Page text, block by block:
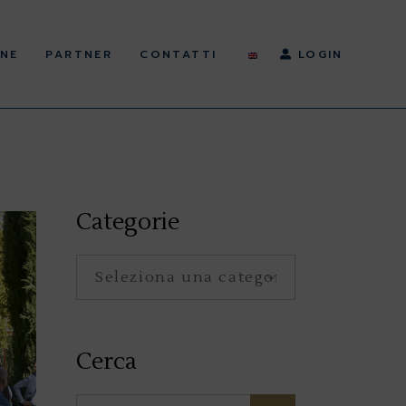
PARTNER CONTATTI LOGIN
Categorie
Cerca